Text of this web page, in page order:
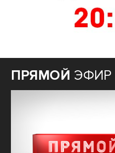
ПРЯМОЙ ЭФИР